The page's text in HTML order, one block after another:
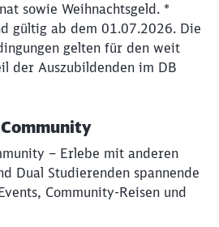
sowie Weihnachtsgeld. *
gültig ab dem 01.07.2026. Die
gelten für den weit
der Auszubildenden im DB
– Erlebe mit anderen
Dual Studierenden spannende
Community-Reisen und